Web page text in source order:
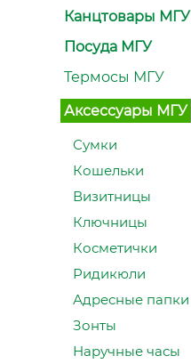
Канцтовары МГУ
Посуда МГУ
Термосы МГУ
Аксессуары МГУ
Сумки
Кошельки
Визитницы
Ключницы
Косметички
Ридикюли
Адресные папки
Зонты
Наручные часы